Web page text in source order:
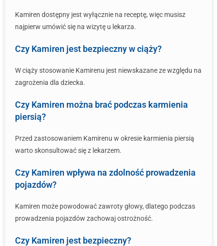
Kamiren dostępny jest wyłącznie na receptę, więc musisz
najpierw umówić się na wizytę u lekarza.
Czy Kamiren jest bezpieczny w ciąży?
W ciąży stosowanie Kamirenu jest niewskazane ze względu na
zagrożenia dla dziecka.
Czy Kamiren można brać podczas karmienia
piersią?
Przed zastosowaniem Kamirenu w okresie karmienia piersią
warto skonsultować się z lekarzem.
Czy Kamiren wpływa na zdolność prowadzenia
pojazdów?
Kamiren może powodować zawroty głowy, dlatego podczas
prowadzenia pojazdów zachowaj ostrożność.
Czy Kamiren jest bezpieczny?